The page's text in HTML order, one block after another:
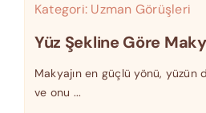
Kategori: Uzman Görüşleri
Yüz Şekline Göre
Makyajın en güçlü yönü, yüzün
ve onu ...